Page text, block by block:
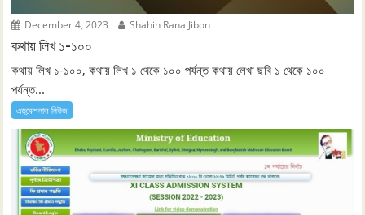
December 4, 2023 Shahin Rana Jibon
কথায় লিখ ১-১০০
কথায় লিখ ১-১০০, কথায় লিখ ১ থেকে ১০০ পর্যন্ত কথায় লেখা ছবি ১ থেকে ১০০
পর্যন্ত...
এডুকেশনাল নিউজ